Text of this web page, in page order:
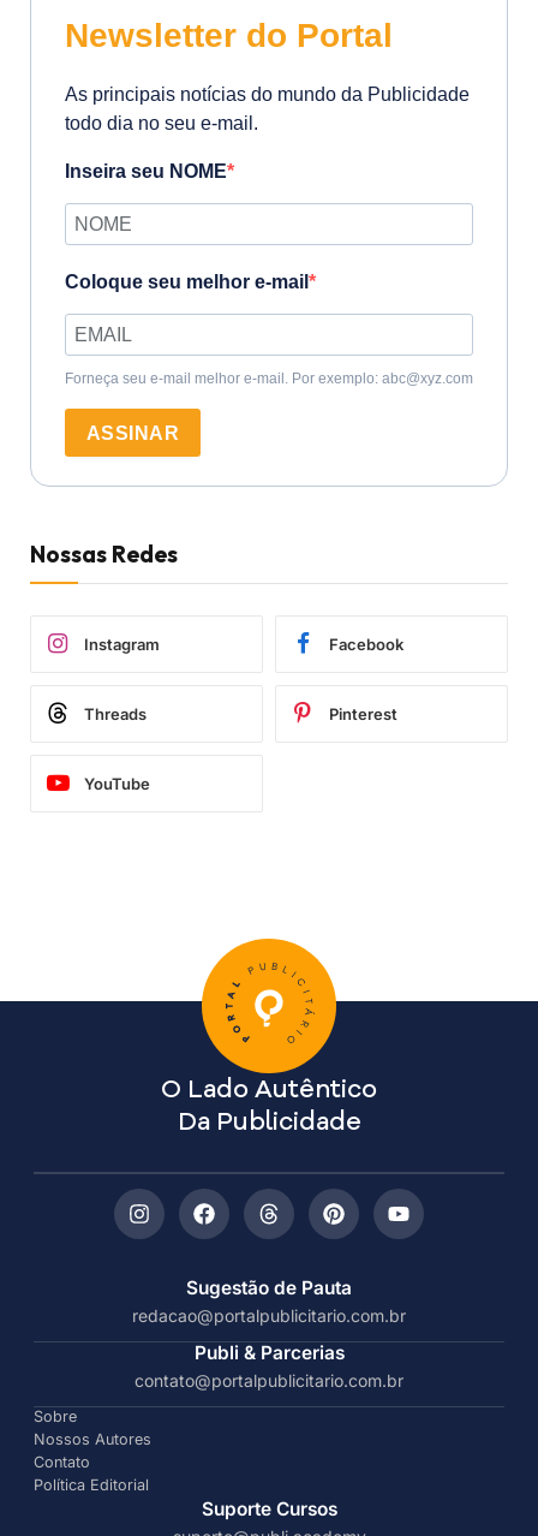
Newsletter do Portal
As principais notícias do mundo da Publicidade
todo dia no seu e-mail.
Inseira seu NOME
Coloque seu melhor e-mail
Forneça seu e-mail melhor e-mail. Por exemplo: abc@xyz.com
ASSINAR
Nossas Redes
Instagram Facebook
Threads Pinterest
YouTube
Sugestão de Pauta
redacao@portalpublicitario.com.br
Publi & Parcerias
contato@portalpublicitario.com.br
Sobre
Nossos Autores
Contato
Política Editorial
O Lado Autêntico
Da Publicidade
Suporte Cursos